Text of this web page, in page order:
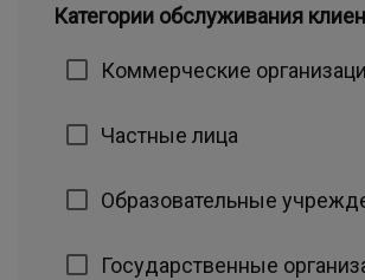
Категории обслуживания
Коммерческие
Частные лица
Образовательные
Государственные